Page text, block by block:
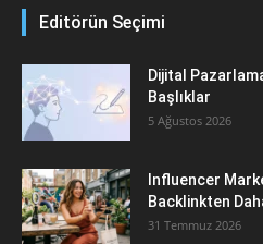
Editörün Seçimi
Dijital
Başlıklar
5 Ağustos 2026
Influencer
Backlinkten
31 Temmuz 2026